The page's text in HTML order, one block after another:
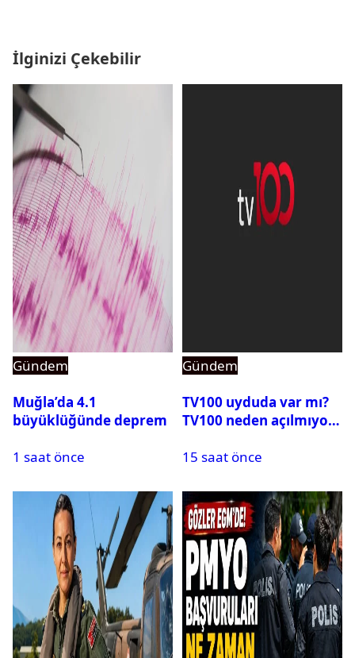
İlginizi Çekebilir
Gündem
Muğla’da 4.1
büyüklüğünde deprem
1 saat önce
Gündem
TV100 uyduda var mı?
TV100 neden açılmıyor?
15 saat önce